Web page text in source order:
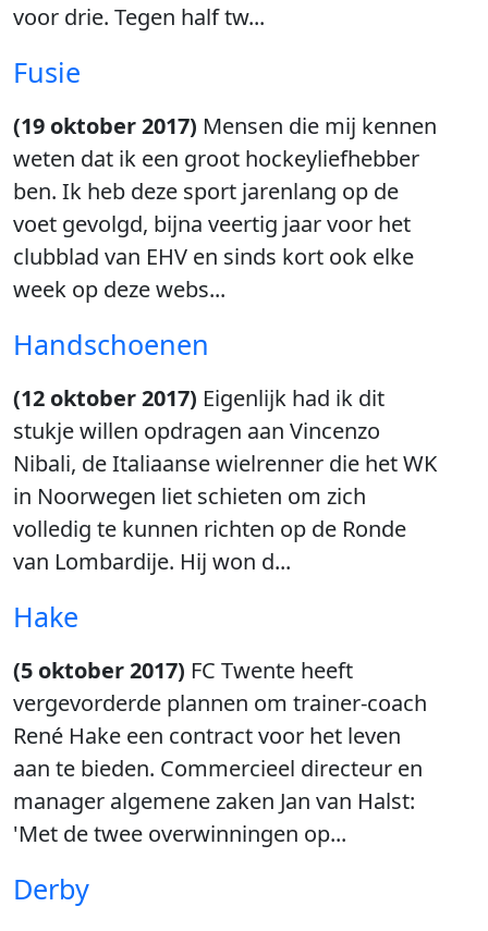
voor drie. Tegen half tw...
Fusie
(19 oktober 2017) Mensen die mij kennen
weten dat ik een groot hockeyliefhebber
ben. Ik heb deze sport jarenlang op de
voet gevolgd, bijna veertig jaar voor het
clubblad van EHV en sinds kort ook elke
week op deze webs...
Handschoenen
(12 oktober 2017) Eigenlijk had ik dit
stukje willen opdragen aan Vincenzo
Nibali, de Italiaanse wielrenner die het WK
in Noorwegen liet schieten om zich
volledig te kunnen richten op de Ronde
van Lombardije. Hij won d...
Hake
(5 oktober 2017) FC Twente heeft
vergevorderde plannen om trainer-coach
René Hake een contract voor het leven
aan te bieden. Commercieel directeur en
manager algemene zaken Jan van Halst:
'Met de twee overwinningen op...
Derby